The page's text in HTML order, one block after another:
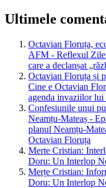
Ultimele
Octavian Floruța,
AFM - Reflexul
care a declanșat
Octavian Floruța și
Cine e Octavian
agenda invaziilor lui
Confesiunile unui
Neamțu-Mateaș -
planul Neamțu-
Octavian Floruța
Merte Cristian:
Doru: Un Interlop
Merțe Cristian:
Doru: Un Interlop